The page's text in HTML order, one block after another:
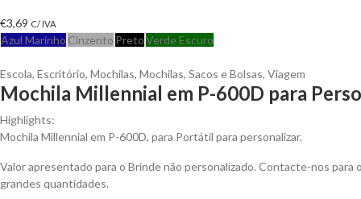
€3,69 C/ IVA
Azul Marinho Cinzento PretoVerde Escuro
Escola, Escritório, Mochilas, Mochilas, Sacos e Bolsas, Viagem
Mochila Millennial em P-600D para
Highlights:
Mochila Millennial em P-600D, para Portátil para personalizar.
Valor apresentado para o Brinde não personalizado. Contacte-nos
grandes quantidades.